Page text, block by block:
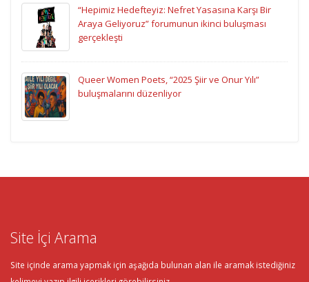
“Hepimiz Hedefteyiz: Nefret Yasasına Karşı Bir
Araya Geliyoruz” forumunun ikinci buluşması
gerçekleşti
Queer Women Poets, “2025 Şiir ve Onur Yılı”
buluşmalarını düzenliyor
Site İçi Arama
Site içinde arama yapmak için aşağıda bulunan alan ile aramak istediğiniz